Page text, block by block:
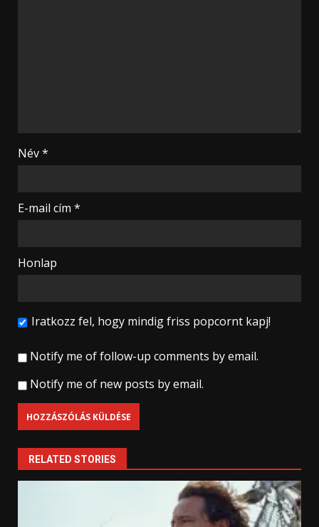
Név*
E-mail cím *
Honlap
Iratkozz fel, hogy mindig friss popcornt kapj!
Notify me of follow-up comments by email.
Notify me of new posts by email.
RELATED STORIES